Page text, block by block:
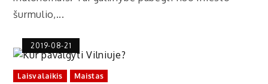
šurmulio,...
2019-08-21
Laisvalaikis Maistas